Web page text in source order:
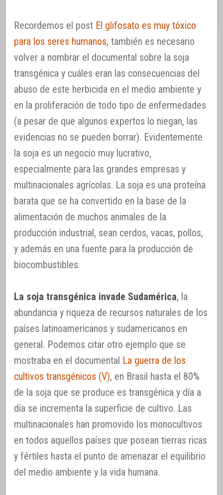
Recordemos el post El glifosato es muy tóxico
para los seres humanos, también es necesario
volver a nombrar el documental sobre la soja
transgénica y cuáles eran las consecuencias del
abuso de este herbicida en el medio ambiente y
en la proliferación de todo tipo de enfermedades
(a pesar de que algunos expertos lo niegan, las
evidencias no se pueden borrar). Evidentemente
la soja es un negocio muy lucrativo,
especialmente para las grandes empresas y
multinacionales agrícolas. La soja es una proteína
barata que se ha convertido en la base de la
alimentación de muchos animales de la
producción industrial, sean cerdos, vacas, pollos,
y además en una fuente para la producción de
biocombustibles.
La soja transgénica invade Sudamérica, la
abundancia y riqueza de recursos naturales de los
países latinoamericanos y sudamericanos en
general. Podemos citar otro ejemplo que se
mostraba en el documental La guerra de los
cultivos transgénicos (V), en Brasil hasta el 80%
de la soja que se produce es transgénica y día a
día se incrementa la superficie de cultivo. Las
multinacionales han promovido los monocultivos
en todos aquellos países que posean tierras ricas
y fértiles hasta el punto de amenazar el equilibrio
del medio ambiente y la vida humana.